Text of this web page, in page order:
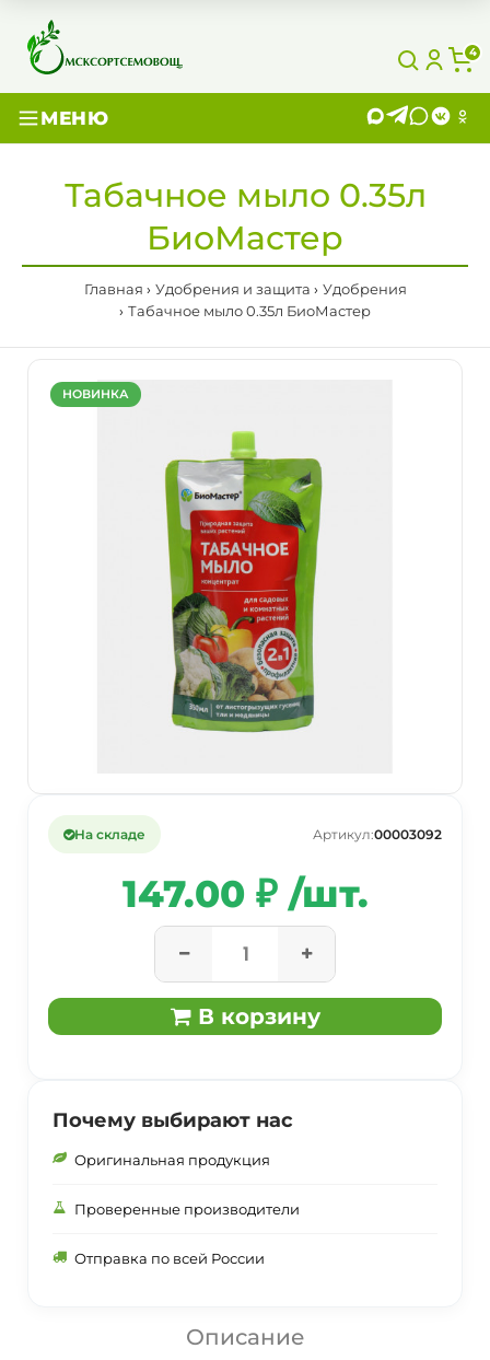
4
МЕНЮ
Табачное мыло 0.35л
БиоМастер
Главная Удобрения и защита
Удобрения
Табачное мыло 0.35л БиоМастер
НОВИНКА
На складе Артикул:00003092
147.00 ₽ /шт.
В корзину
Почему выбирают нас
Оригинальная продукция
Проверенные производители
Отправка по всей России
Описание